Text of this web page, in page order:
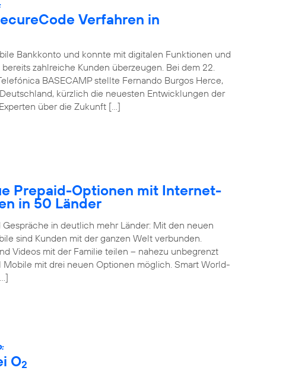
Verfahren in
Bankkonto und konnte mit digitalen Funktionen und
zahlreiche Kunden überzeugen. Bei dem 22.
BASECAMP stellte Fernando Burgos Herce,
kürzlich die neuesten Entwicklungen der
über die Zukunft […]
Prepaid-Optionen mit Internet-
in 50 Länder
in deutlich mehr Länder: Mit den neuen
sind Kunden mit der ganzen Welt verbunden.
Videos mit der Familie teilen – nahezu unbegrenzt
mit drei neuen Optionen möglich. Smart World-
O2